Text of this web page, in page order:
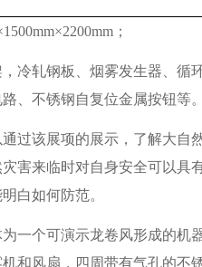
1500mm×2200mm ；
冷轧钢板、烟雾发生器、循
、不锈钢自复位金属按钮等
过该展项的展示，了解大自
害来临时对自身安全可以具
白如何防范。
一个可演示龙卷风形成的机
和风扇，四周带有气孔的不